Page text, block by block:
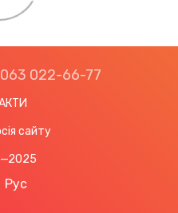
063 022-66-77
сайту
Рус